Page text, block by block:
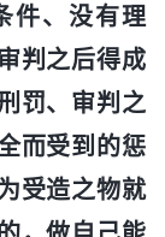
件、没有理
判之后得成
罚、审判之
而受到的惩
受造之物就